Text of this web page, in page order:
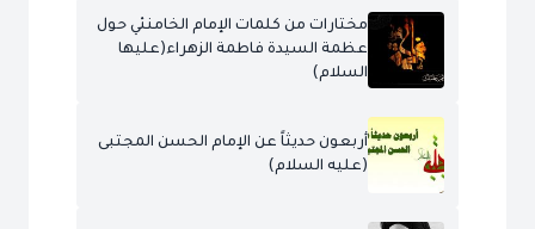
مختارات من كلمات الإمام الخامنئي حول
عظمة السيدة فاطمة الزهراء(عليها
السلام)
أربعون حديثاً عن الإمام الحسن المجتبى
(عليه السلام)